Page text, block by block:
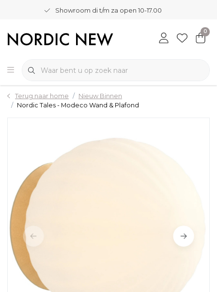
Showroom di t/m za open 10-17.00
0
Terug naar home
Nieuw Binnen
Nordic Tales - Modeco Wand & Plafond